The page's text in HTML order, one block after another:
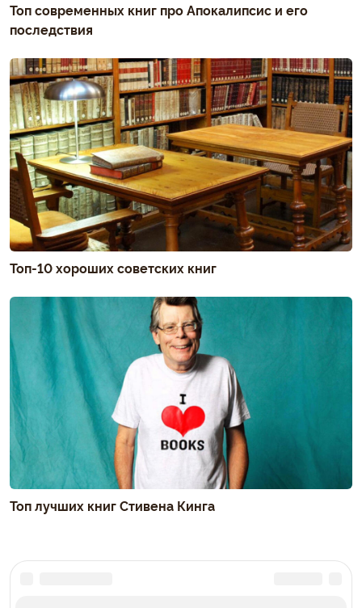
Топ современных книг про Апокалипсис и его
последствия
Топ-10 хороших советских книг
Топ лучших книг Стивена Кинга